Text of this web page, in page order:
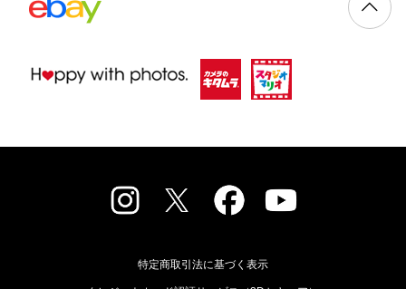
特定商取引法に基づく表示